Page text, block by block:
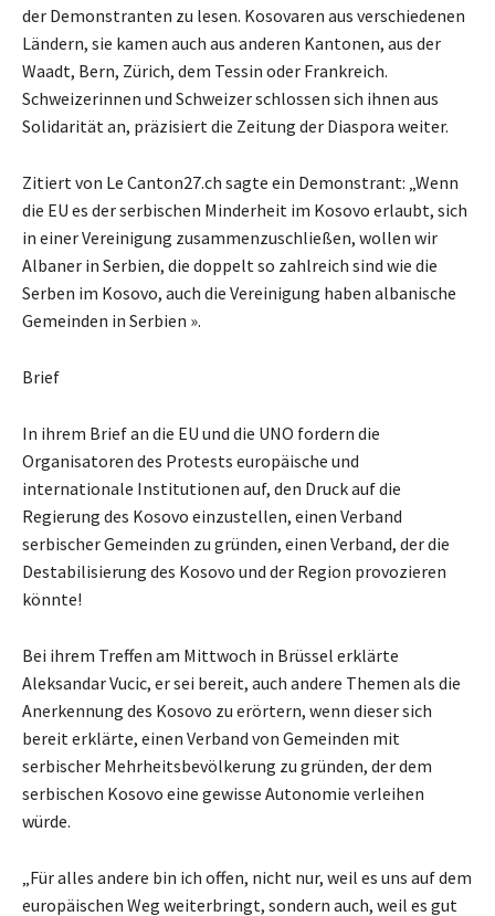
der Demonstranten zu lesen. Kosovaren aus verschiedenen
Ländern, sie kamen auch aus anderen Kantonen, aus der
Waadt, Bern, Zürich, dem Tessin oder Frankreich.
Schweizerinnen und Schweizer schlossen sich ihnen aus
Solidarität an, präzisiert die Zeitung der Diaspora weiter.
Zitiert von Le Canton27.ch sagte ein Demonstrant: „Wenn
die EU es der serbischen Minderheit im Kosovo erlaubt, sich
in einer Vereinigung zusammenzuschließen, wollen wir
Albaner in Serbien, die doppelt so zahlreich sind wie die
Serben im Kosovo, auch die Vereinigung haben albanische
Gemeinden in Serbien ».
Brief
In ihrem Brief an die EU und die UNO fordern die
Organisatoren des Protests europäische und
internationale Institutionen auf, den Druck auf die
Regierung des Kosovo einzustellen, einen Verband
serbischer Gemeinden zu gründen, einen Verband, der die
Destabilisierung des Kosovo und der Region provozieren
könnte!
Bei ihrem Treffen am Mittwoch in Brüssel erklärte
Aleksandar Vucic, er sei bereit, auch andere Themen als die
Anerkennung des Kosovo zu erörtern, wenn dieser sich
bereit erklärte, einen Verband von Gemeinden mit
serbischer Mehrheitsbevölkerung zu gründen, der dem
serbischen Kosovo eine gewisse Autonomie verleihen
würde.
„Für alles andere bin ich offen, nicht nur, weil es uns auf dem
europäischen Weg weiterbringt, sondern auch, weil es gut